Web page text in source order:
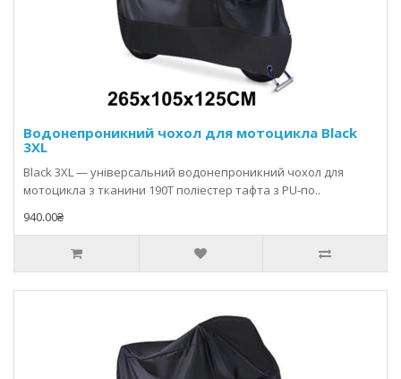
Водонепроникний чохол для мотоцикла Black
3XL
Black 3XL — універсальний водонепроникний чохол для
мотоцикла з тканини 190T поліестер тафта з PU‑по..
940.00₴